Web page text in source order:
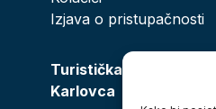
Izjava o pristupačnosti
Turistička zajednica
Karlovca